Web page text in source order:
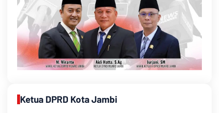
Ketua DPRD Kota Jambi